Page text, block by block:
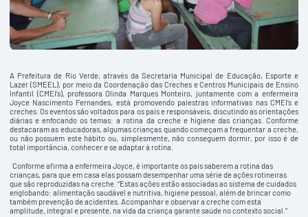
A Prefeitura de Rio Verde, através da Secretaria Municipal de Educação, Esporte e
Lazer (SMEEL), por meio da Coordenação das Creches e Centros Municipais de Ensino
Infantil (CMEI’s), professora Olinda Marques Monteiro, juntamente com a enfermeira
Joyce Nascimento Fernandes, está promovendo palestras informativas nas CMEI’s e
creches. Os eventos são voltados para os pais e responsáveis, discutindo as orientações
diárias e enfocando os temas: a rotina da creche e higiene das crianças. Conforme
destacaram as educadoras, algumas crianças quando começam a frequentar a creche,
ou não possuem este hábito ou, simplesmente, não conseguem dormir, por isso é de
total importância, conhecer e se adaptar à rotina.
Conforme afirma a enfermeira Joyce, é importante os pais saberem a rotina das
crianças, para que em casa elas possam desempenhar uma série de ações rotineiras
que são reproduzidas na creche. “Estas ações estão associadas ao sistema de cuidados
englobando: alimentação saudável e nutritiva, higiene pessoal, além de brincar como
também prevenção de acidentes. Acompanhar e observar a creche com esta
amplitude, integral e presente, na vida da criança garante saúde no contexto social.”